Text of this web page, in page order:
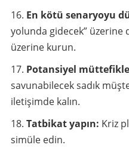
En kötü senaryoyu
yolunda gidecek” üzerine
üzerine kurun.
Potansiyel
savunabilecek sadık
iletişimde kalın.
Tatbikat yapın: Kriz
simüle edin.